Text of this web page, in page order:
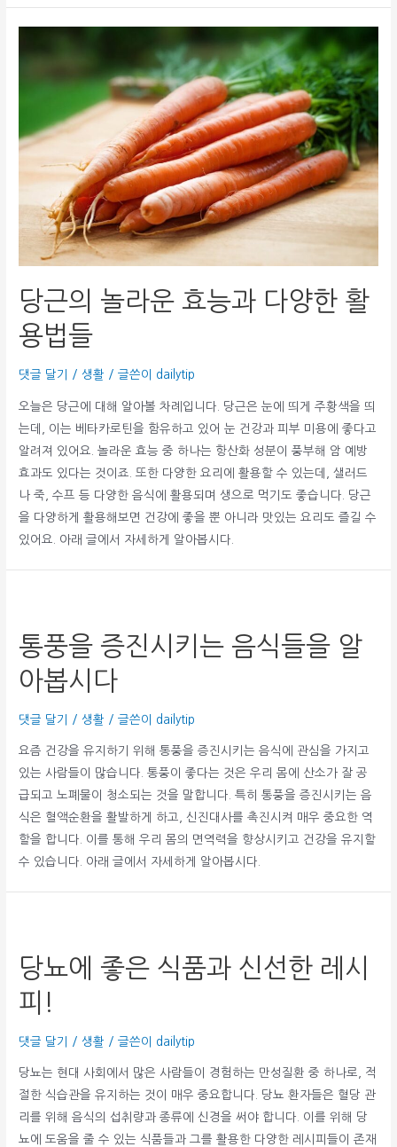
당근의 놀라운 효능과 다양한 활
용법들
댓글 달기 /생활 / 글쓴이 dailytip
오늘은 당근에 대해 알아볼 차례입니다. 당근은 눈에 띄게 주황색을 띄
는데, 이는 베타카로틴을 함유하고 있어 눈 건강과 피부 미용에 좋다고
알려져 있어요. 놀라운 효능 중 하나는 항산화 성분이 풍부해 암 예방
효과도 있다는 것이죠. 또한 다양한 요리에 활용할 수 있는데, 샐러드
나 죽, 수프 등 다양한 음식에 활용되며 생으로 먹기도 좋습니다. 당근
을 다양하게 활용해보면 건강에 좋을 뿐 아니라 맛있는 요리도 즐길 수
있어요. 아래 글에서 자세하게 알아봅시다.
통풍을 증진시키는 음식들을 알
아봅시다
댓글 달기 /생활 / 글쓴이 dailytip
요즘 건강을 유지하기 위해 통풍을 증진시키는 음식에 관심을 가지고
있는 사람들이 많습니다. 통풍이 좋다는 것은 우리 몸에 산소가 잘 공
급되고 노폐물이 청소되는 것을 말합니다. 특히 통풍을 증진시키는 음
식은 혈액순환을 활발하게 하고, 신진대사를 촉진시켜 매우 중요한 역
할을 합니다. 이를 통해 우리 몸의 면역력을 향상시키고 건강을 유지할
수 있습니다. 아래 글에서 자세하게 알아봅시다.
당뇨에 좋은 식품과 신선한 레시
피!
댓글 달기 /생활 / 글쓴이 dailytip
당뇨는 현대 사회에서 많은 사람들이 경험하는 만성질환 중 하나로, 적
절한 식습관을 유지하는 것이 매우 중요합니다. 당뇨 환자들은 혈당 관
리를 위해 음식의 섭취량과 종류에 신경을 써야 합니다. 이를 위해 당
뇨에 도움을 줄 수 있는 식품들과 그를 활용한 다양한 레시피들이 존재